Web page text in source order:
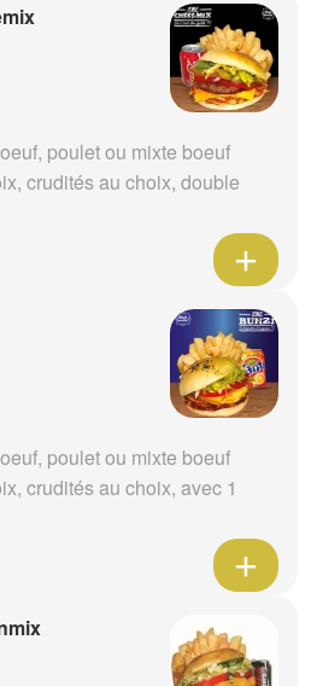
poulet ou mixte boeuf
crudités au choix, double
poulet ou mixte boeuf
crudités au choix, avec 1